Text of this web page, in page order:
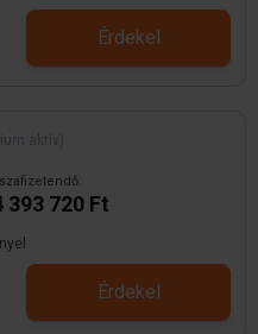
Érdekel
393 720 Ft
Érdekel